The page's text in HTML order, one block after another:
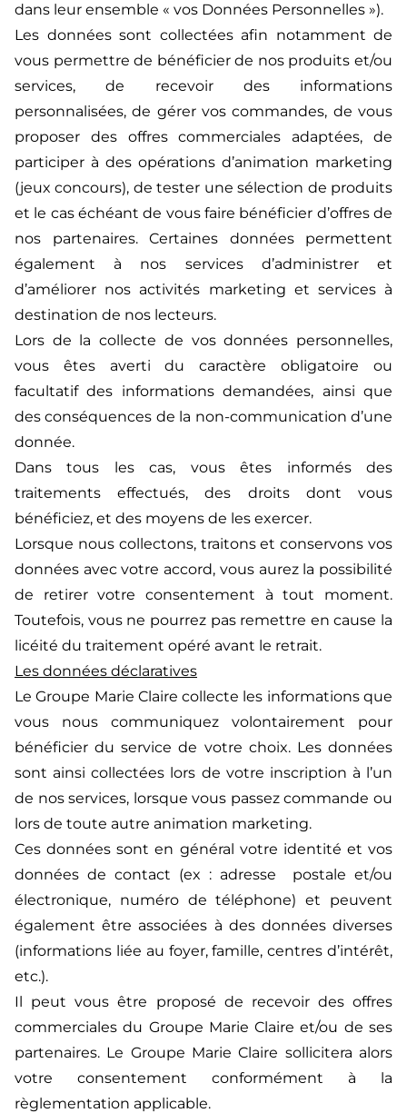
dans leur ensemble « vos Données Personnelles »).
Les données sont collectées afin notamment de
vous permettre de bénéficier de nos produits et/ou
services, de recevoir des informations
personnalisées, de gérer vos commandes, de vous
proposer des offres commerciales adaptées, de
participer à des opérations d’animation marketing
(jeux concours), de tester une sélection de produits
et le cas échéant de vous faire bénéficier d’offres de
nos partenaires. Certaines données permettent
également à nos services d’administrer et
d’améliorer nos activités marketing et services à
destination de nos lecteurs.
Lors de la collecte de vos données personnelles,
vous êtes averti du caractère obligatoire ou
facultatif des informations demandées, ainsi que
des conséquences de la non-communication d’une
donnée.
Dans tous les cas, vous êtes informés des
traitements effectués, des droits dont vous
bénéficiez, et des moyens de les exercer.
Lorsque nous collectons, traitons et conservons vos
données avec votre accord, vous aurez la possibilité
de retirer votre consentement à tout moment.
Toutefois, vous ne pourrez pas remettre en cause la
licéité du traitement opéré avant le retrait.
Les données déclaratives
Le Groupe Marie Claire collecte les informations que
vous nous communiquez volontairement pour
bénéficier du service de votre choix. Les données
sont ainsi collectées lors de votre inscription à l’un
de nos services, lorsque vous passez commande ou
lors de toute autre animation marketing.
Ces données sont en général votre identité et vos
données de contact (ex : adresse postale et/ou
électronique, numéro de téléphone) et peuvent
également être associées à des données diverses
(informations liée au foyer, famille, centres d’intérêt,
etc.).
Il peut vous être proposé de recevoir des offres
commerciales du Groupe Marie Claire et/ou de ses
partenaires. Le Groupe Marie Claire sollicitera alors
votre consentement conformément à la
règlementation applicable.